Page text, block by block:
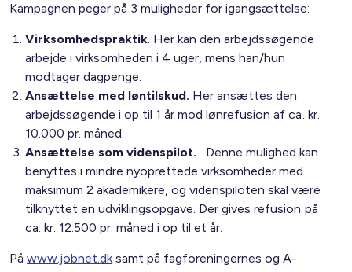
Kampagnen peger på 3 muligheder for igangsættelse:
Virksomhedspraktik. Her kan den arbejdssøgende
arbejde i virksomheden i 4 uger, mens han/hun
modtager dagpenge.
Ansættelse med løntilskud. Her ansættes den
arbejdssøgende i op til 1 år mod lønrefusion af ca. kr.
10.000 pr. måned.
Ansættelse som videnspilot.
Denne mulighed kan
benyttes i mindre nyoprettede virksomheder med
maksimum 2 akademikere, og videnspiloten skal være
tilknyttet en udviklingsopgave. Der gives refusion på
ca. kr. 12.500 pr. måned i op til et år.
Påwww.jobnet.dksamt på fagforeningernes og A-